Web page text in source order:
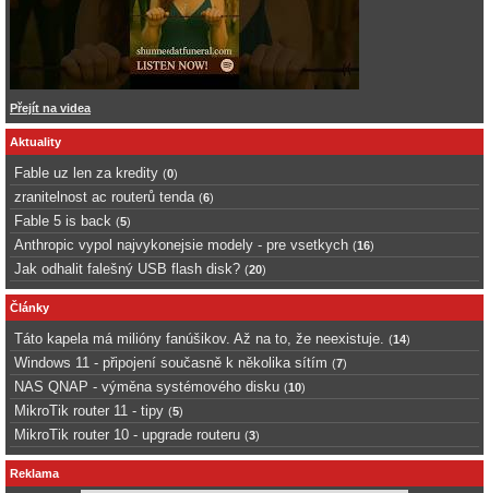
Přejít na videa
Aktuality
Fable uz len za kredity (0)
zranitelnost ac routerů tenda (6)
Fable 5 is back (5)
Anthropic vypol najvykonejsie modely - pre vsetkych (16)
Jak odhalit falešný USB flash disk? (20)
Články
Táto kapela má milióny fanúšikov. Až na to, že neexistuje. (14)
Windows 11 - připojení současně k několika sítím (7)
NAS QNAP - výměna systémového disku (10)
MikroTik router 11 - tipy (5)
MikroTik router 10 - upgrade routeru (3)
Reklama